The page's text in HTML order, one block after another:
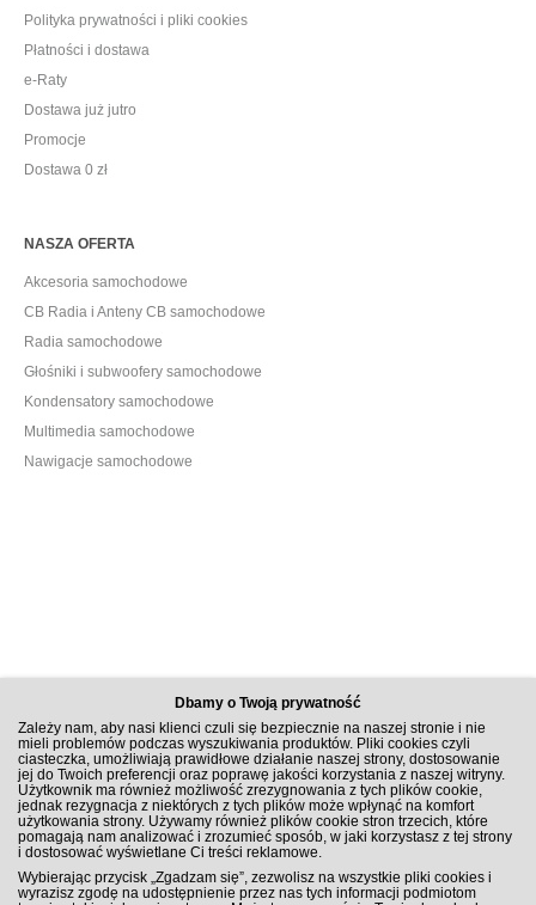
Dbamy o Twoją prywatność
Zależy nam, aby nasi klienci czuli się bezpiecznie na naszej stronie i nie
mieli problemów podczas wyszukiwania produktów. Pliki cookies czyli
ciasteczka, umożliwiają prawidłowe działanie naszej strony, dostosowanie
jej do Twoich preferencji oraz poprawę jakości korzystania z naszej witryny.
Użytkownik ma również możliwość zrezygnowania z tych plików cookie,
jednak rezygnacja z niektórych z tych plików może wpłynąć na komfort
użytkowania strony. Używamy również plików cookie stron trzecich, które
pomagają nam analizować i zrozumieć sposób, w jaki korzystasz z tej strony
i dostosować wyświetlane Ci treści reklamowe.
Wybierając przycisk „Zgadzam się”, zezwolisz na wszystkie pliki cookies i
wyrazisz zgodę na udostępnienie przez nas tych informacji podmiotom
Polityka prywatności i pliki cookies
Płatności i dostawa
e-Raty
Dostawa już jutro
Promocje
Dostawa 0 zł
NASZA OFERTA
Akcesoria samochodowe
CB Radia i Anteny CB samochodowe
Radia samochodowe
Głośniki i subwoofery samochodowe
Kondensatory samochodowe
Multimedia samochodowe
Nawigacje samochodowe
ZAPISZ SIĘ DO NEWSLETTERA